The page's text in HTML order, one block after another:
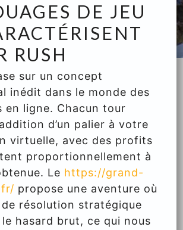
DE JEU
RUSH
sur un concept
inédit dans le monde des
en ligne. Chacun tour
d’un palier à votre
virtuelle, avec des profits
proportionnellement à
Le https://grand-
propose une aventure où
résolution stratégique
hasard brut, ce qui nous